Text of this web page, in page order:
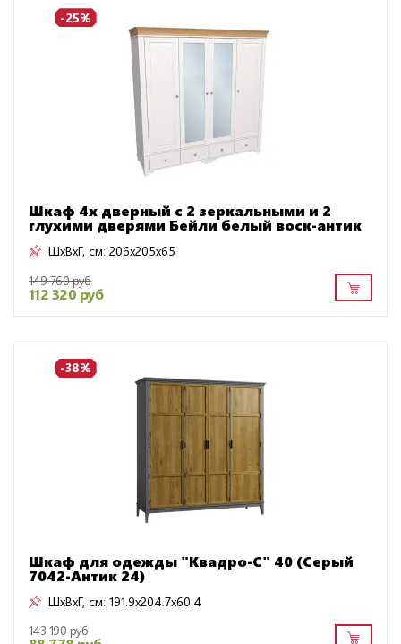
-25%
Шкаф 4х дверный с 2 зеркальными и 2
глухими дверями Бейли белый воск-антик
ШxВxГ, см: 206x205x65
149 760 руб
112 320 руб
-38%
Шкаф для одежды "Квадро-С" 40 (Серый
7042-Антик 24)
ШxВxГ, см: 191.9x204.7x60.4
143 190 руб